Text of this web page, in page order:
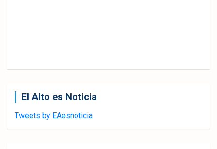
El Alto es Noticia
Tweets by EAesnoticia